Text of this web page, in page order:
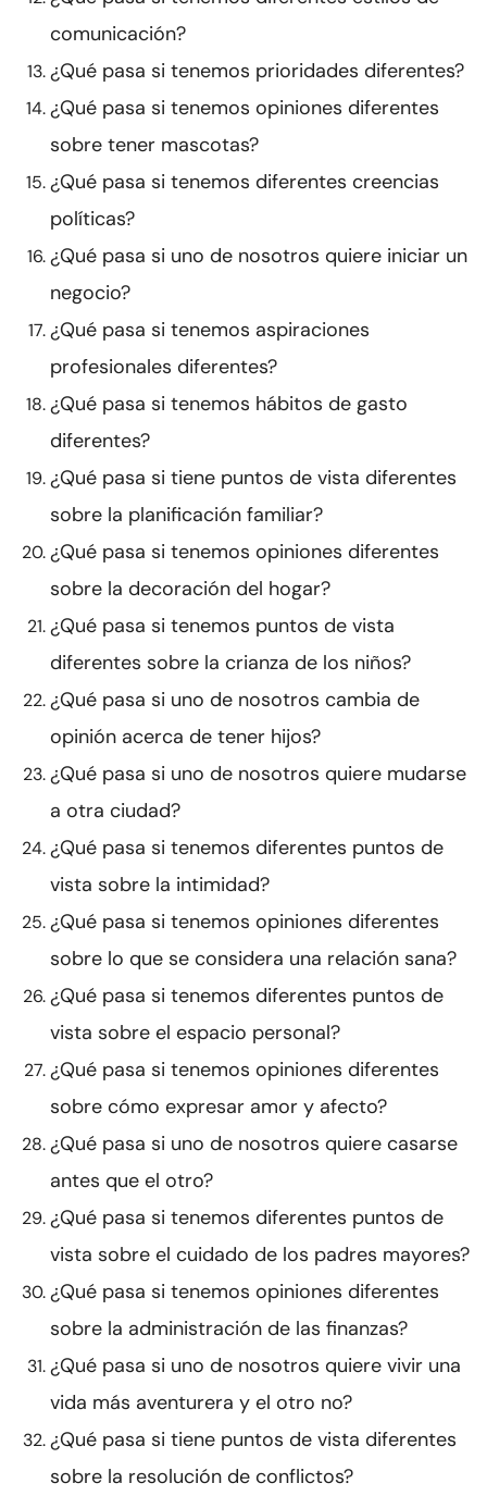
comunicación?
¿Qué pasa si tenemos prioridades diferentes?
¿Qué pasa si tenemos opiniones diferentes
sobre tener mascotas?
¿Qué pasa si tenemos diferentes creencias
políticas?
¿Qué pasa si uno de nosotros quiere iniciar un
negocio?
¿Qué pasa si tenemos aspiraciones
profesionales diferentes?
¿Qué pasa si tenemos hábitos de gasto
diferentes?
¿Qué pasa si tiene puntos de vista diferentes
sobre la planificación familiar?
¿Qué pasa si tenemos opiniones diferentes
sobre la decoración del hogar?
¿Qué pasa si tenemos puntos de vista
diferentes sobre la crianza de los niños?
¿Qué pasa si uno de nosotros cambia de
opinión acerca de tener hijos?
¿Qué pasa si uno de nosotros quiere mudarse
a otra ciudad?
¿Qué pasa si tenemos diferentes puntos de
vista sobre la intimidad?
¿Qué pasa si tenemos opiniones diferentes
sobre lo que se considera una relación sana?
¿Qué pasa si tenemos diferentes puntos de
vista sobre el espacio personal?
¿Qué pasa si tenemos opiniones diferentes
sobre cómo expresar amor y afecto?
¿Qué pasa si uno de nosotros quiere casarse
antes que el otro?
¿Qué pasa si tenemos diferentes puntos de
vista sobre el cuidado de los padres mayores?
¿Qué pasa si tenemos opiniones diferentes
sobre la administración de las finanzas?
¿Qué pasa si uno de nosotros quiere vivir una
vida más aventurera y el otro no?
¿Qué pasa si tiene puntos de vista diferentes
sobre la resolución de conflictos?